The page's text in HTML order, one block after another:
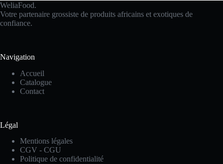
WeliaFood.
Votre partenaire grossiste de produits africains et exotiques de
confiance.
Navigation
Accueil
Catalogue
Contact
Légal
Mentions légales
CGV - CGU
Politique de confidentialité